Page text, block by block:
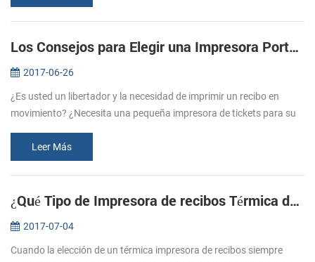
Los Consejos para Elegir una Impresora Portátil de recibos
2017-06-26
¿Es usted un libertador y la necesidad de imprimir un recibo en
movimiento? ¿Necesita una pequeña impresora de tickets para su
ideales p...
Leer Más
¿Qué Tipo de Impresora de recibos Térmica debo Comprar?
2017-07-04
Cuando la elección de un térmica impresora de recibos siempre